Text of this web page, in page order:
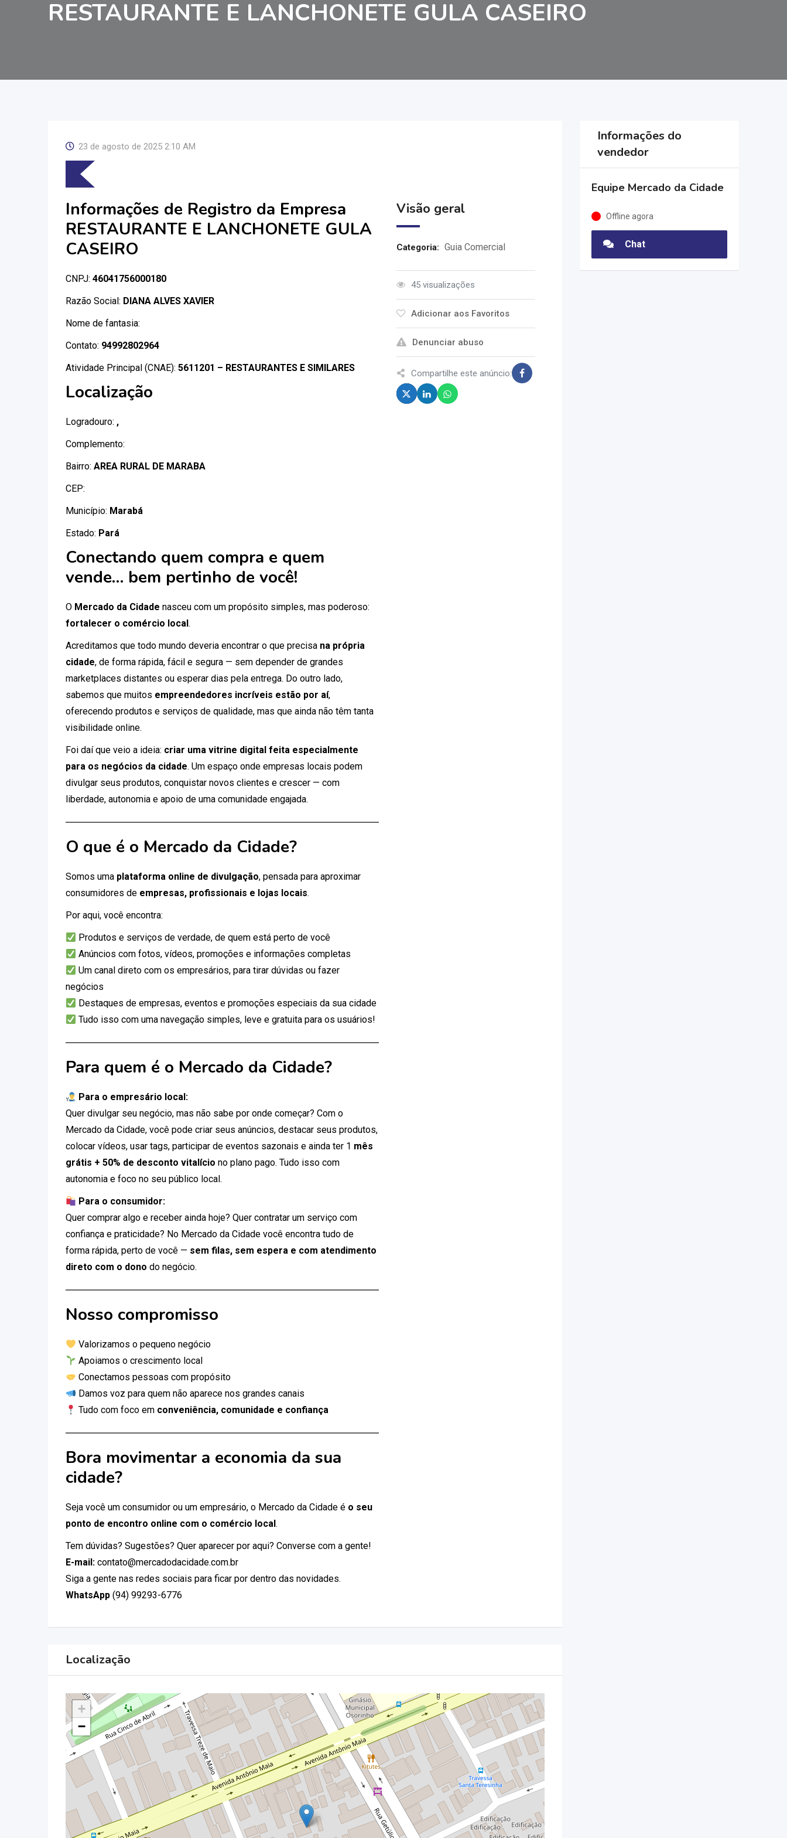
RESTAURANTE E LANCHONETE GULA CASEIRO
23 de agosto de 2025 2:10 AM
Informações de Registro da Empresa
RESTAURANTE E LANCHONETE GULA
CASEIRO
CNPJ: 46041756000180
Razão Social: DIANA ALVES XAVIER
Nome de fantasia:
Contato: 94992802964
Atividade Principal (CNAE): 5611201 – RESTAURANTES E SIMILARES
Localização
Logradouro: ,
Complemento:
Bairro: AREA RURAL DE MARABA
CEP:
Município: Marabá
Estado: Pará
Conectando quem compra e quem
vende… bem pertinho de você!
O Mercado da Cidade nasceu com um propósito simples, mas poderoso:
fortalecer o comércio local.
Acreditamos que todo mundo deveria encontrar o que precisa na própria
cidade, de forma rápida, fácil e segura — sem depender de grandes
marketplaces distantes ou esperar dias pela entrega. Do outro lado,
sabemos que muitos empreendedores incríveis estão por aí,
oferecendo produtos e serviços de qualidade, mas que ainda não têm tanta
visibilidade online.
Foi daí que veio a ideia: criar uma vitrine digital feita especialmente
para os negócios da cidade. Um espaço onde empresas locais podem
divulgar seus produtos, conquistar novos clientes e crescer — com
liberdade, autonomia e apoio de uma comunidade engajada.
O que é o Mercado da Cidade?
Somos uma plataforma online de divulgação, pensada para aproximar
consumidores de empresas, profissionais e lojas locais.
Por aqui, você encontra:
Produtos e serviços de verdade, de quem está perto de você
Anúncios com fotos, vídeos, promoções e informações completas
Um canal direto com os empresários, para tirar dúvidas ou fazer
negócios
Destaques de empresas, eventos e promoções especiais da sua cidade
Tudo isso com uma navegação simples, leve e gratuita para os usuários!
Para quem é o Mercado da Cidade?
Para o empresário local:
Quer divulgar seu negócio, mas não sabe por onde começar? Com o
Mercado da Cidade, você pode criar seus anúncios, destacar seus produtos,
colocar vídeos, usar tags, participar de eventos sazonais e ainda ter 1 mês
grátis + 50% de desconto vitalício no plano pago. Tudo isso com
autonomia e foco no seu público local.
Para o consumidor:
Quer comprar algo e receber ainda hoje? Quer contratar um serviço com
confiança e praticidade? No Mercado da Cidade você encontra tudo de
forma rápida, perto de você — sem filas, sem espera e com atendimento
direto com o dono do negócio.
Nosso compromisso
Valorizamos o pequeno negócio
Apoiamos o crescimento local
Conectamos pessoas com propósito
Damos voz para quem não aparece nos grandes canais
Tudo com foco em conveniência, comunidade e confiança
Bora movimentar a economia da sua
cidade?
Seja você um consumidor ou um empresário, o Mercado da Cidade é o seu
ponto de encontro online com o comércio local.
Tem dúvidas? Sugestões? Quer aparecer por aqui? Converse com a gente!
E-mail: contato@mercadodacidade.com.br
Siga a gente nas redes sociais para ficar por dentro das novidades.
WhatsApp (94) 99293-6776
Visão geral
Categoria: Guia Comercial
45 visualizações
Adicionar aos Favoritos
Denunciar abuso
Compartilhe este anúncio:
Localização
+
−
Informações do
vendedor
Equipe Mercado da Cidade
Offline agora
Chat